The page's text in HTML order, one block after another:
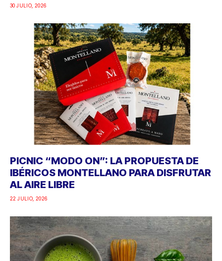
30 JULIO, 2026
PICNIC “MODO ON”: LA PROPUESTA DE
IBÉRICOS MONTELLANO PARA DISFRUTAR
AL AIRE LIBRE
22 JULIO, 2026